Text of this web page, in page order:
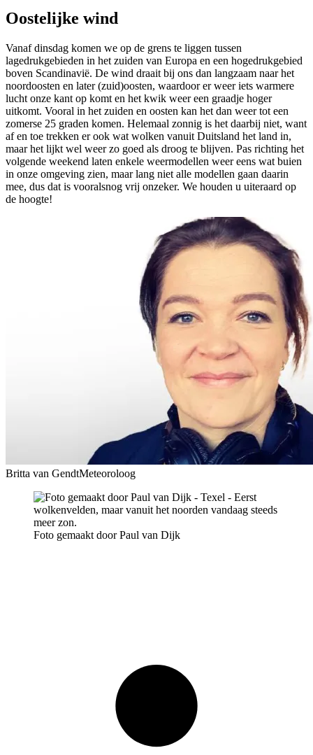
Oostelijke wind
Vanaf dinsdag komen we op de grens te liggen tussen
lagedrukgebieden in het zuiden van Europa en een hogedrukgebied
boven Scandinavië. De wind draait bij ons dan langzaam naar het
noordoosten en later (zuid)oosten, waardoor er weer iets warmere
lucht onze kant op komt en het kwik weer een graadje hoger
uitkomt. Vooral in het zuiden en oosten kan het dan weer tot een
zomerse 25 graden komen. Helemaal zonnig is het daarbij niet, want
af en toe trekken er ook wat wolken vanuit Duitsland het land in,
maar het lijkt wel weer zo goed als droog te blijven. Pas richting het
volgende weekend laten enkele weermodellen weer eens wat buien
in onze omgeving zien, maar lang niet alle modellen gaan daarin
mee, dus dat is vooralsnog vrij onzeker. We houden u uiteraard op
de hoogte!
Britta van GendtMeteoroloog
Foto gemaakt door Paul van Dijk